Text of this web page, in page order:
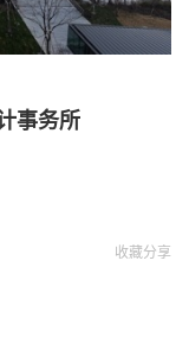
事务所
收藏分享